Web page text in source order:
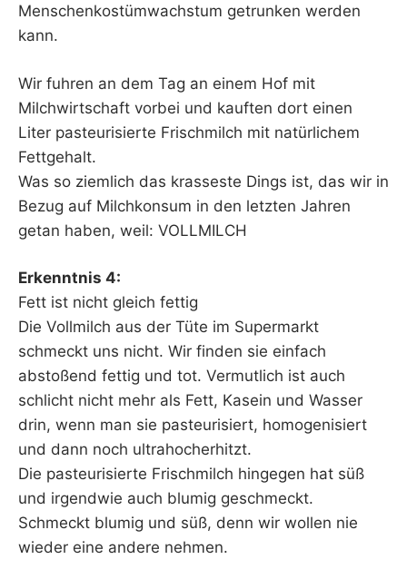
Menschenkostümwachstum getrunken werden
kann.
Wir fuhren an dem Tag an einem Hof mit
Milchwirtschaft vorbei und kauften dort einen
Liter pasteurisierte Frischmilch mit natürlichem
Fettgehalt.
Was so ziemlich das krasseste Dings ist, das wir in
Bezug auf Milchkonsum in den letzten Jahren
getan haben, weil: VOLLMILCH
Erkenntnis 4:
Fett ist nicht gleich fettig
Die Vollmilch aus der Tüte im Supermarkt
schmeckt uns nicht. Wir finden sie einfach
abstoßend fettig und tot. Vermutlich ist auch
schlicht nicht mehr als Fett, Kasein und Wasser
drin, wenn man sie pasteurisiert, homogenisiert
und dann noch ultrahocherhitzt.
Die pasteurisierte Frischmilch hingegen hat süß
und irgendwie auch blumig geschmeckt.
Schmeckt blumig und süß, denn wir wollen nie
wieder eine andere nehmen.